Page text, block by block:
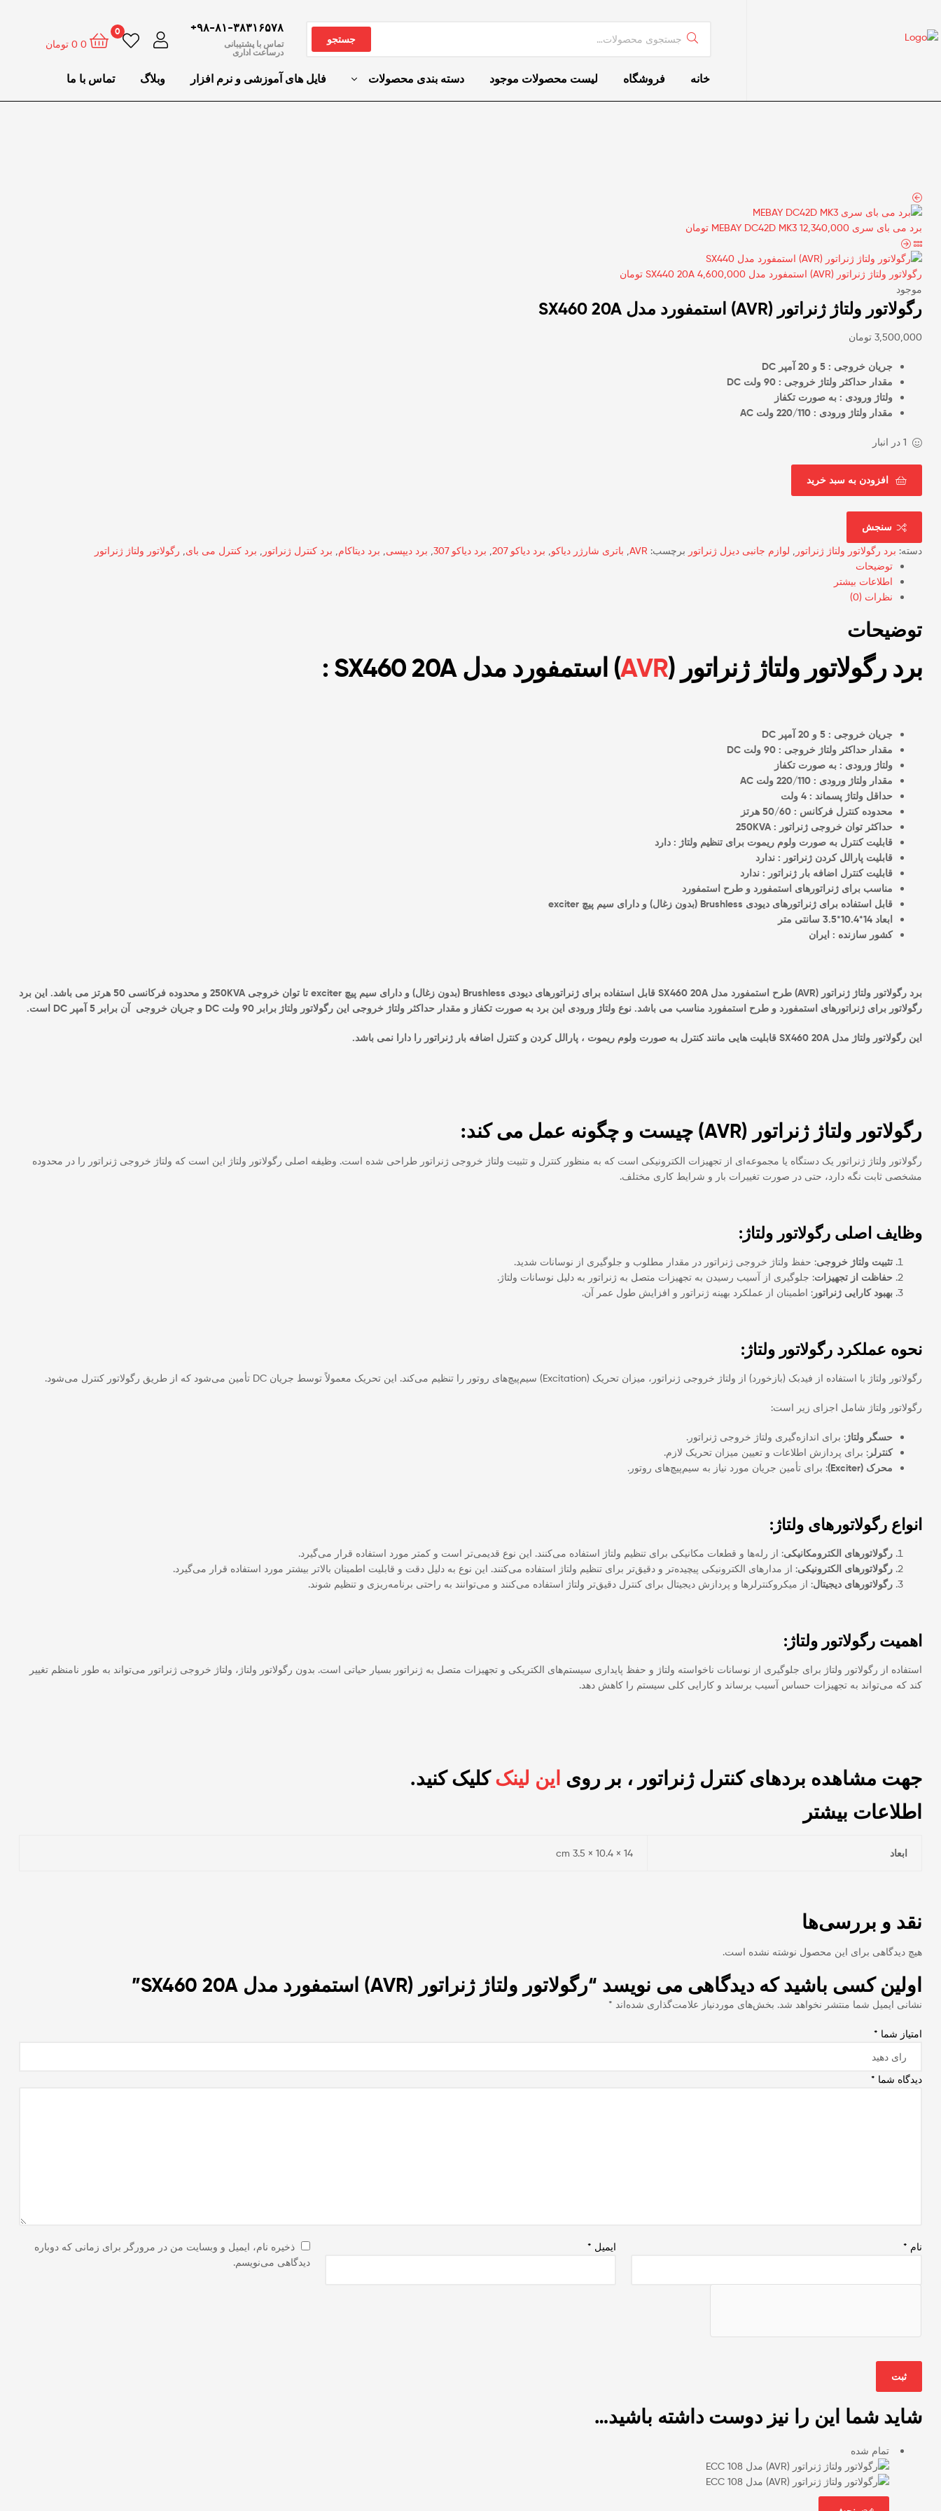
جستجو
۹۸-۸۱-۳۸۳۱۶۵۷۸+
تماس با پشتیبانی
درساعت اداری
0
0
0 تومان
خانه فروشگاه لیست محصولات موجود دسته بندی محصولات فایل های آموزشی و نرم افزار وبلاگ تماس با ما
برد می بای سری MEBAY DC42D MK3 12,340,000 تومان
رگولاتور ولتاژ ژنراتور (AVR) استمفورد مدل SX440 20A 4,600,000
تومان
موجود
رگولاتور ولتاژ ژنراتور (AVR) استمفورد مدل SX460 20A
3,500,000 تومان
جریان خروجی : 5 و 20 آمپر DC
مقدار حداکثر ولتاژ خروجی : 90 ولت DC
ولتاژ ورودی : به صورت تکفاز
مقدار ولتاژ ورودی : 220/110 ولت AC
1 در انبار
افزودن به سبد خرید
سنجش
دسته: برد رگولاتور ولتاژ ژنراتور لوازم جانبی دیزل ژنراتور برچسب: AVR باتری شارژر دیاکو برد دیاکو 207 برد دیاکو 307 برد دیپسی برد دیتاکام برد کنترل ژنراتور برد کنترل می بای رگولاتور ولتاژ ژنراتور
توضیحات
اطلاعات بیشتر
نظرات (0)
توضیحات
برد رگولاتور ولتاژ ژنراتور (AVR) استمفورد مدل SX460 20A :
جریان خروجی : 5 و 20 آمپر DC
مقدار حداکثر ولتاژ خروجی : 90 ولت DC
ولتاژ ورودی : به صورت تکفاز
مقدار ولتاژ ورودی : 220/110 ولت AC
حداقل ولتاژ پسماند : 4 ولت
محدوده کنترل فرکانس : 50/60 هرتز
حداکثر توان خروجی ژنراتور : 250KVA
قابلیت کنترل به صورت ولوم ریموت برای تنظیم ولتاژ : دارد
قابلیت پارالل کردن ژنراتور : ندارد
قابلیت کنترل اضافه بار ژنراتور : ندارد
مناسب برای ژنراتورهای استمفورد و طرح استمفورد
قابل استفاده برای ژنراتورهای دیودی Brushless (بدون زغال) و دارای سیم پیچ exciter
ابعاد 14*10.4*3.5 سانتی متر
کشور سازنده : ایران
برد رگولاتور ولتاژ ژنراتور (AVR) طرح استمفورد مدل SX460 20A
قابل استفاده برای ژنراتورهای دیودی Brushless (بدون زغال) و دارای سیم پیچ exciter تا توان خروجی 250KVA و محدوده فرکانسی 50 هرتز می باشد. این برد
رگولاتور برای ژنراتورهای استمفورد و طرح استمفورد مناسب می باشد. نوع ولتاژ ورودی این برد به صورت تکفاز و مقدار حداکثر ولتاژ خروجی این رگولاتور ولتاژ برابر 90 ولت DC و جریان خروجی آن برابر 5 آمپر DC است.
این رگولاتور ولتاژ مدل SX460 20A قابلیت هایی مانند کنترل به صورت ولوم ریموت ، پارالل کردن و کنترل اضافه بار ژنراتور را دارا نمی باشد.
رگولاتور ولتاژ ژنراتور (AVR) چیست و چگونه عمل می کند:
رگولاتور ولتاژ ژنراتور یک دستگاه یا مجموعه‌ای از تجهیزات الکترونیکی است که به منظور کنترل و تثبیت ولتاژ خروجی ژنراتور طراحی شده است. وظیفه اصلی رگولاتور ولتاژ این است که ولتاژ خروجی ژنراتور را در محدوده
مشخصی ثابت نگه دارد، حتی در صورت تغییرات بار و شرایط کاری مختلف.
وظایف اصلی رگولاتور ولتاژ:
تثبیت ولتاژ خروجی: حفظ ولتاژ خروجی ژنراتور در مقدار مطلوب و جلوگیری از نوسانات شدید.
حفاظت از تجهیزات: جلوگیری از آسیب رسیدن به تجهیزات متصل به ژنراتور به دلیل نوسانات ولتاژ.
بهبود کارایی ژنراتور : اطمینان از عملکرد بهینه ژنراتور و افزایش طول عمر آن.
نحوه عملکرد رگولاتور ولتاژ:
رگولاتور ولتاژ با استفاده از فیدبک (بازخورد) از ولتاژ خروجی ژنراتور، میزان تحریک (Excitation) سیم‌پیچ‌های روتور را تنظیم می‌کند. این تحریک معمولاً توسط جریان DC تأمین می‌شود که از طریق رگولاتور کنترل می‌شود.
رگولاتور ولتاژ شامل اجزای زیر است:
حسگر ولتاژ: برای اندازه‌گیری ولتاژ خروجی ژنراتور.
کنترلر : برای پردازش اطلاعات و تعیین میزان تحریک لازم.
محرک (Exciter) : برای تأمین جریان مورد نیاز به سیم‌پیچ‌های روتور.
انواع رگولاتورهای ولتاژ:
رگولاتورهای الکترومکانیکی: از رله‌ها و قطعات مکانیکی برای تنظیم ولتاژ استفاده می‌کنند. این نوع قدیمی‌تر است و کمتر مورد استفاده قرار می‌گیرد.
رگولاتورهای الکترونیکی: از مدارهای الکترونیکی پیچیده‌تر و دقیق‌تر برای تنظیم ولتاژ استفاده می‌کنند. این نوع به دلیل دقت و قابلیت اطمینان بالاتر بیشتر مورد استفاده قرار می‌گیرد.
رگولاتورهای دیجیتال: از میکروکنترلرها و پردازش دیجیتال برای کنترل دقیق‌تر ولتاژ استفاده می‌کنند و می‌توانند به راحتی برنامه‌ریزی و تنظیم شوند.
اهمیت رگولاتور ولتاژ:
استفاده از رگولاتور ولتاژ برای جلوگیری از نوسانات ناخواسته ولتاژ و حفظ پایداری سیستم‌های الکتریکی و تجهیزات متصل به ژنراتور بسیار حیاتی است. بدون رگولاتور ولتاژ، ولتاژ خروجی ژنراتور می‌تواند به طور نامنظم تغییر
کند که می‌تواند به تجهیزات حساس آسیب برساند و کارایی کلی سیستم را کاهش دهد.
جهت مشاهده بردهای کنترل ژنراتور ، بر روی این لینککلیک کنید.
اطلاعات بیشتر
ابعاد 14 × 10.4 × 3.5 cm
نقد و بررسی‌ها
هیچ دیدگاهی برای این محصول نوشته نشده است.
اولین کسی باشید که دیدگاهی می نویسد “رگولاتور ولتاژ ژنراتور (AVR) استمفورد مدل SX460 20A”
نشانی ایمیل شما منتشر نخواهد شد. بخش‌های موردنیاز علامت‌گذاری شده‌اند *
امتیاز شما *
دیدگاه شما *
نام * ایمیل *
ذخیره نام، ایمیل و وبسایت من در مرورگر برای زمانی که دوباره
دیدگاهی می‌نویسم.
شاید شما این را نیز دوست داشته باشید…
تمام شده